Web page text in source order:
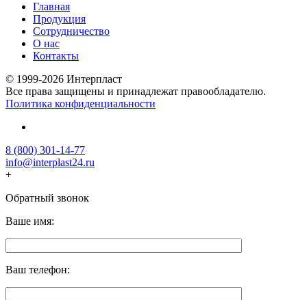
Главная
Продукция
Сотрудничество
О нас
Контакты
© 1999-2026 Интерпласт
Все права защищены и принадлежат правообладателю.
Политика конфиденциальности
8 (800) 301-14-77
info@interplast24.ru
+
Обратный звонок
Ваше имя:
Ваш телефон: